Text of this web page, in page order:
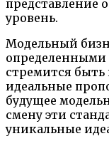
представление
уровень.
Модельный
определенными
стремится
идеальные
будущее
смену эти
уникальные